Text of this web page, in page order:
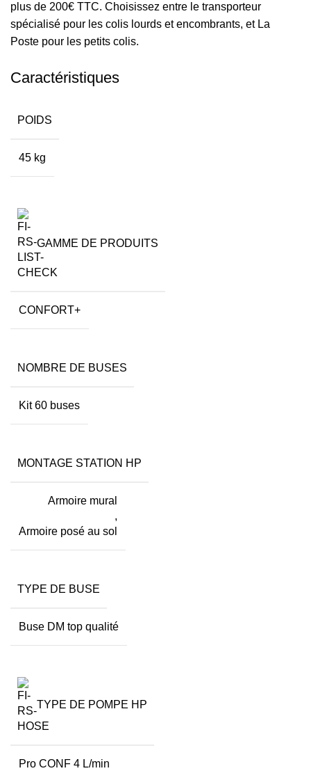
plus de 200€ TTC. Choisissez entre le transporteur
spécialisé pour les colis lourds et encombrants, et La
Poste pour les petits colis.
Caractéristiques
POIDS
45 kg
GAMME DE PRODUITS
CONFORT+
NOMBRE DE BUSES
Kit 60 buses
MONTAGE STATION HP
Armoire mural
,
Armoire posé au sol
TYPE DE BUSE
Buse DM top qualité
TYPE DE POMPE HP
Pro CONF 4 L/min